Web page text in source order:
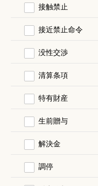
接触禁止
接近禁止命令
没性交渉
清算条項
特有財産
生前贈与
解決金
調停